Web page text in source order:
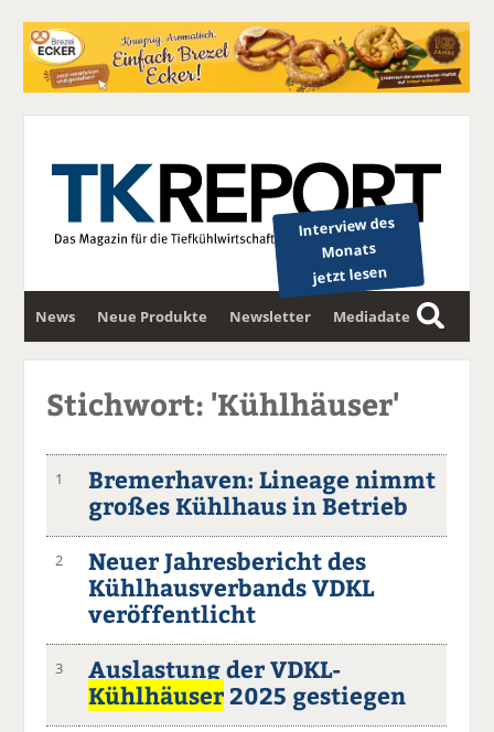
Interview des
Monats
jetzt lesen
News Neue Produkte Newsletter Mediadaten
S
u
Stichwort: 'Kühlhäuser'
1
Bremerhaven: Lineage nimmt
großes Kühlhaus in Betrieb
2
Neuer Jahresbericht des
Kühlhausverbands VDKL
veröffentlicht
3
Auslastung der VDKL-
Kühlhäuser2025 gestiegen